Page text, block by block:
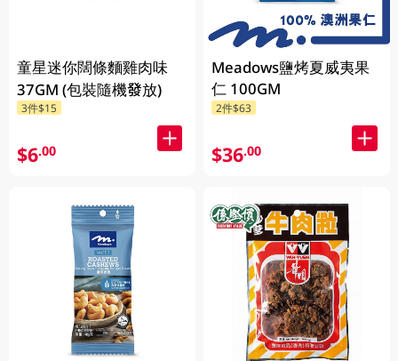
童星迷你闊條麵雞肉味
37GM (包裝隨機發放)
3件$15
$6.00
Meadows鹽烤夏威夷果
仁 100GM
2件$63
$36.00